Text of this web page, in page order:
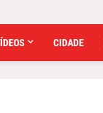
CIDADE